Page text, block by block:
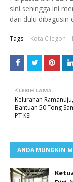
sini sehingga ini
dari dulu dibagusin
Tags: Kota Cilegon
LEBIH LAMA
Kelurahan
Bantuan 50 Tong
PT KSI
ANDA MUNGKIN